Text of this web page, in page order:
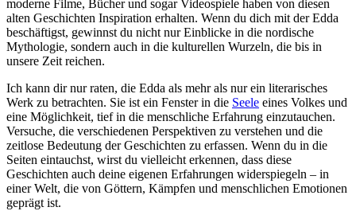
moderne Filme, Bücher und sogar Videospiele haben ⁤von ⁢diesen
alten Geschichten‍ Inspiration ‌erhalten. Wenn⁢ du dich mit der ‍Edda
beschäftigst, gewinnst du nicht nur‌ Einblicke in ⁤die nordische
Mythologie, sondern​ auch​ in die kulturellen Wurzeln,‌ die bis in
unsere Zeit reichen.
Ich kann dir nur raten,‍ die ⁢Edda als mehr ‌als nur ein literarisches
Werk zu​ betrachten. ‌Sie ist ein Fenster in die Seele eines Volkes und
eine Möglichkeit, tief in​ die ⁣menschliche Erfahrung einzutauchen.
Versuche, die verschiedenen Perspektiven zu verstehen‍ und⁢ die‌
zeitlose ​Bedeutung der⁣ Geschichten zu erfassen. Wenn du in die
Seiten eintauchst, wirst du vielleicht erkennen,⁣ dass‍ diese
Geschichten auch deine ⁢eigenen Erfahrungen‌ widerspiegeln – in
einer ‌Welt, die von ‌Göttern, ⁢Kämpfen und menschlichen Emotionen
geprägt ist.